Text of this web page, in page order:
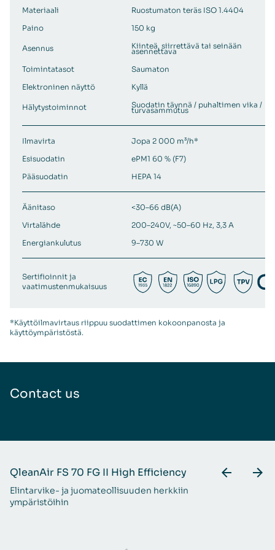
Materiaali
Ruostumaton teräs ISO 1.4404
Paino
150 kg
Asennus Kiinteä, siirrettävä tai seinään
asennettava
Toimintatasot
Saumaton
Elektroninen näyttö
Kyllä
Hälytystoiminnot Suodatin täynnä / puhaltimen vika /
turvasammutus
Ilmavirta
Jopa 2 000 m³/h*
Esisuodatin
ePM1 60 % (F7)
Pääsuodatin
HEPA 14
Äänitaso
<30–66 dB(A)
Virtalähde
200–240V, ~50–60 Hz, 3,3 A
Energiankulutus
9–730 W
Sertifioinnit ja
vaatimustenmukaisuus
*Käyttöilmavirtaus riippuu suodattimen kokoonpanosta ja
käyttöympäristöstä.
Contact us
QleanAir FS 70 FG II High Efficiency
Elintarvike- ja juomateollisuuden herkkiin
ympäristöihin